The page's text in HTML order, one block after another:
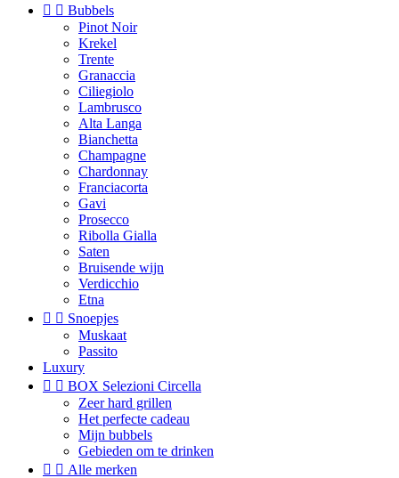
  Bubbels
Pinot Noir
Krekel
Trente
Granaccia
Ciliegiolo
Lambrusco
Alta Langa
Bianchetta
Champagne
Chardonnay
Franciacorta
Gavi
Prosecco
Ribolla Gialla
Saten
Bruisende wijn
Verdicchio
Etna
  Snoepjes
Muskaat
Passito
Luxury
  BOX Selezioni Circella
Zeer hard grillen
Het perfecte cadeau
Mijn bubbels
Gebieden om te drinken
  Alle merken